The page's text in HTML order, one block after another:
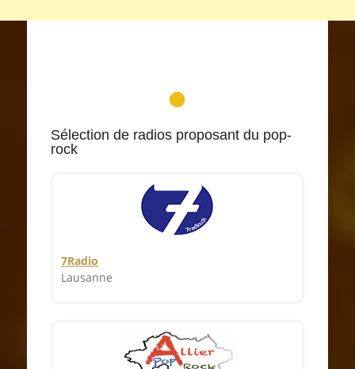
Sélection de radios proposant du pop-
rock
7Radio
Lausanne